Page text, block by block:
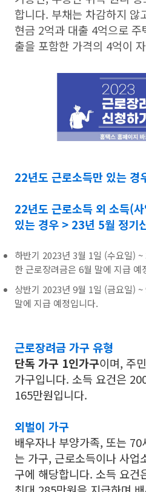
합니다. 부채는 차감하지 않
현금 2억과 대출 4억으로
출을 포함한 가격의 4억이
22년도 근로소득만 있는 경
22년도 근로소득 외 소득(
있는 경우 > 23년 5월 정기
하반기 2023년 3월 1일 (수요일)
한 근로장려금은 6월 말에 지급 예
상반기 2023년 9월 1일 (금요일)
말에 지급 예정입니다.
근로장려금 가구 유형
단독 가구 1인가구이며, 주
가구입니다. 소득 요건은
165만원입니다.
외벌이 가구
배우자나 부양가족, 또는
는 가구, 근로소득이나 사업
구에 해당합니다. 소득 요건